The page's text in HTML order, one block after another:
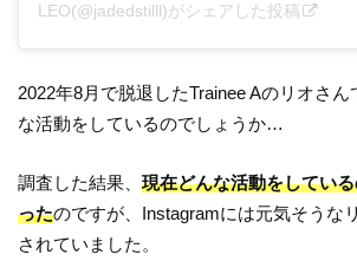
LEO(@jadedstilll)がシェアした投稿
2022年8月で脱退したTrainee Aのリオさ
な活動をしているのでしょうか…
調査した結果、現在どんな活動をしてい
ったのですが、Instagramには元気そうな
されていました。